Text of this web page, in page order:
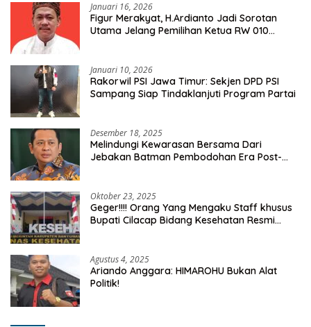
Januari 16, 2026
Figur Merakyat, H.Ardianto Jadi Sorotan
Utama Jelang Pemilihan Ketua RW 010
Januari 10, 2026
Rakorwil PSI Jawa Timur: Sekjen DPD PSI
Sampang Siap Tindaklanjuti Program Partai
Desember 18, 2025
Melindungi Kewarasan Bersama Dari
Jebakan Batman Pembodohan Era Post-
Oktober 23, 2025
Geger!!!! Orang Yang Mengaku Staff khusus
Bupati Cilacap Bidang Kesehatan Resmi
Agustus 4, 2025
Ariando Anggara: HIMAROHU Bukan Alat
Politik!